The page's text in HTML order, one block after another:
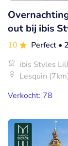
out bij ibis
10 Perfect •
ibis Styles
Lesquin
Verkocht: 78